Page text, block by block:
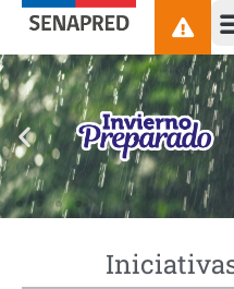
contenido